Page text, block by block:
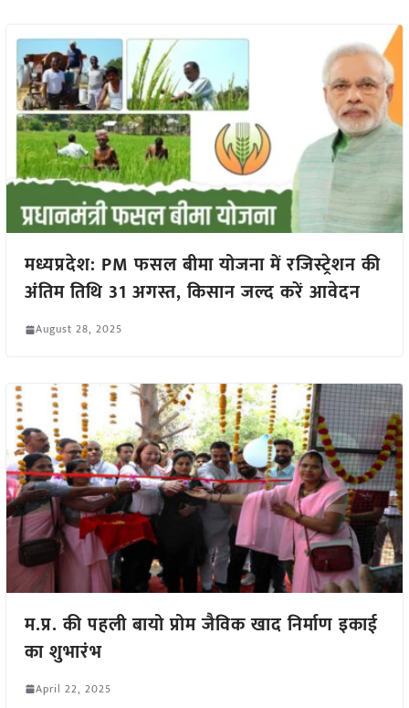
मध्यप्रदेश: PM फसल बीमा योजना में रजिस्ट्रेशन की
अंतिम तिथि 31 अगस्त, किसान जल्द करें आवेदन
August 28, 2025
म.प्र. की पहली बायो प्रोम जैविक खाद निर्माण इकाई
का शुभारंभ
April 22, 2025